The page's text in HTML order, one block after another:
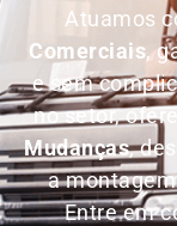
Atuamos
Comerciais,
e sem
no setor,
Mudanças,
a
Entre em